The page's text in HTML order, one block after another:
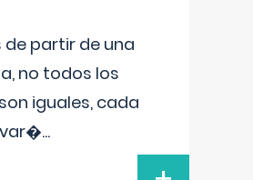
de partir de una
no todos los
iguales, cada
...